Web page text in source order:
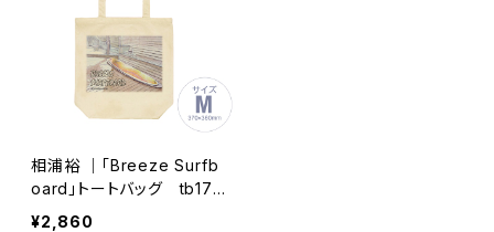
相浦裕 ｜「Breeze Surfb
oard」トートバッグ tb1711
06-006
¥2,860